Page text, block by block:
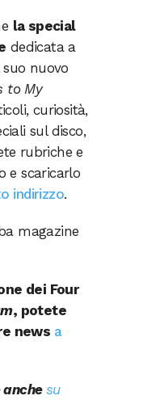
la special
dedicata a
suo nuovo
to My
curiosità,
sul disco,
rubriche e
e scaricarlo
indirizzo.
dei Four
, potete
news a
anche su